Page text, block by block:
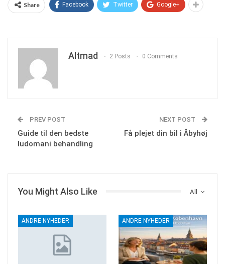
Share Facebook Twitter Google+
Altmad 2 Posts 0 Comments
PREV POST
Guide til den bedste
ludomani behandling
NEXT POST
Få plejet din bil i Åbyhøj
All
You Might Also Like
ANDRE NYHEDER ANDRE NYHEDER